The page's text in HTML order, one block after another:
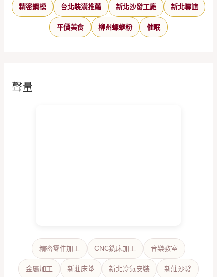
精密鋼模 台北裝潢推薦 新北沙發工廠 新北聯誼
平價美食 柳州螺螄粉 催眠
聲量
精密零件加工 CNC銑床加工 音樂教室
金屬加工 新莊床墊 新北冷氣安裝 新莊沙發